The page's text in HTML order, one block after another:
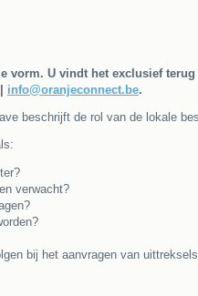
vorm. U vindt het exclusief
info@oranjeconnect.be.
beschrijft de rol van de lokale
verwacht?
bij het aanvragen van